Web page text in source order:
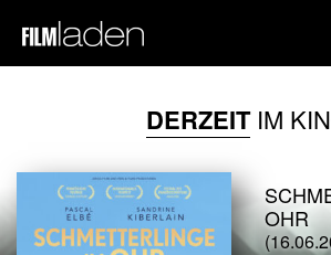
DERZEITIM
OHR